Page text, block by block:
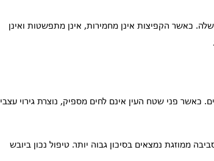
כאשר הקפיצות אינן מחמירות, אינן מתפשטות ואינן
כאשר פני שטח העין אינם לחים מספיק, נוצרת גירוי עצבי
ממוזגת נמצאים בסיכון גבוה יותר. טיפול נכון ביובש